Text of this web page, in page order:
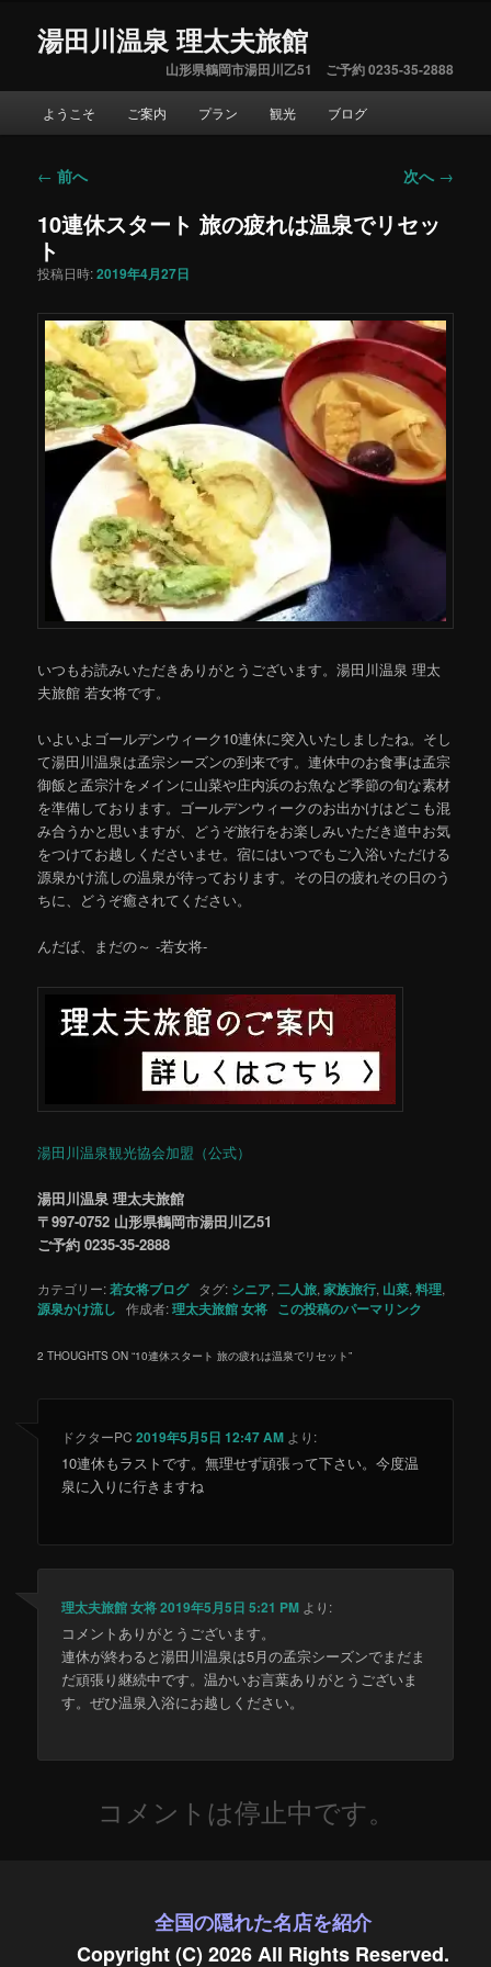
湯田川温泉 理太夫旅館
山形県鶴岡市湯田川乙51 ご予約 0235-35-2888
ようこそ ご案内 プラン 観光 ブログ
投
ナ
ビ
ゲ
シ
ョ
ン
← 前へ 次へ →
10連休スタート 旅の疲れは温泉でリセッ
ト
投稿日時:2019年4月27日
いつもお読みいただきありがとうございます。湯田川温泉 理太
夫旅館 若女将です。
いよいよゴールデンウィーク10連休に突入いたしましたね。そし
て湯田川温泉は孟宗シーズンの到来です。連休中のお食事は孟宗
御飯と孟宗汁をメインに山菜や庄内浜のお魚など季節の旬な素材
を準備しております。ゴールデンウィークのお出かけはどこも混
み合うかと思いますが、どうぞ旅行をお楽しみいただき道中お気
をつけてお越しくださいませ。宿にはいつでもご入浴いただける
源泉かけ流しの温泉が待っております。その日の疲れその日のう
ちに、どうぞ癒されてください。
んだば、まだの～ -若女将-
湯田川温泉観光協会加盟（公式）
湯田川温泉 理太夫旅館
〒997-0752 山形県鶴岡市湯田川乙51
ご予約 0235-35-2888
カテゴリー:若女将ブログタグ: シニア,二人旅,家族旅行, 山菜,料理,
源泉かけ流し 作成者:理太夫旅館 女将 この投稿のパーマリンク
2 THOUGHTS ON “10連休スタート 旅の疲れは温泉でリセット”
ドクターPC 2019年5月5日 12:47 AM より:
10連休もラストです。無理せず頑張って下さい。今度温
泉に入りに行きますね
理太夫旅館 女将2019年5月5日 5:21 PM より:
コメントありがとうございます。
連休が終わると湯田川温泉は5月の孟宗シーズンでまだま
だ頑張り継続中です。温かいお言葉ありがとうございま
す。ぜひ温泉入浴にお越しください。
コメントは停止中です。
全国の隠れた名店を紹介
Copyright (C) 2026 All Rights Reserved.